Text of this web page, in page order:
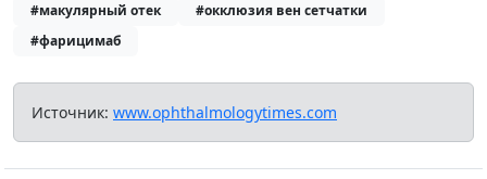
#макулярный отек
#окклюзия вен сетчатки
#фарицимаб
Источник: www.ophthalmologytimes.com